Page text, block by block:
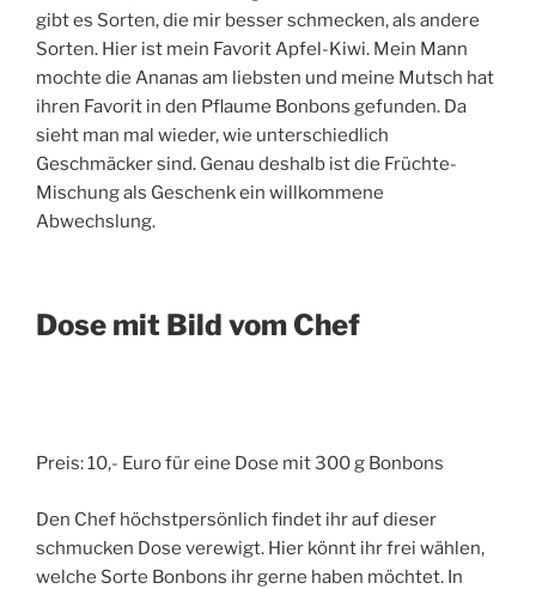
gibt es Sorten, die mir besser schmecken, als andere
Sorten. Hier ist mein Favorit Apfel-Kiwi. Mein Mann
mochte die Ananas am liebsten und meine Mutsch hat
ihren Favorit in den Pflaume Bonbons gefunden. Da
sieht man mal wieder, wie unterschiedlich
Geschmäcker sind. Genau deshalb ist die Früchte-
Mischung als Geschenk ein willkommene
Abwechslung.
Dose mit Bild vom Chef
Preis: 10,- Euro für eine Dose mit 300 g Bonbons
Den Chef höchstpersönlich findet ihr auf dieser
schmucken Dose verewigt. Hier könnt ihr frei wählen,
welche Sorte Bonbons ihr gerne haben möchtet. In